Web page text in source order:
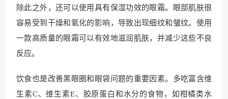
除此之外，还可以使用具有保湿功效的眼霜。眼部肌肤很
容易受到干燥和氧化的影响，导致出现细纹和皱纹。使用
一款高质量的眼霜可以有效地滋润肌肤，并减少这些不良
反应。
饮食也是改善黑眼圈和眼袋问题的重要因素。多吃富含维
生素C、维生素E、胶原蛋白和水分的食物，如柑橘类水